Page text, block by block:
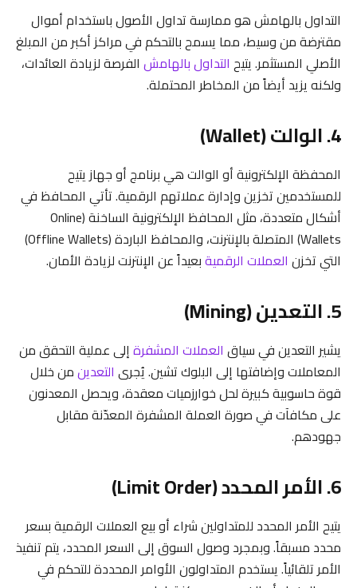
التداول بالهامش هو ممارسة تداول الأصول باستخدام أموال
مقترضة من وسيط، مما يسمح بالتحكم في مراكز أكبر من المبلغ
الأصلي المستثمر. يتيح التداول بالهامش الفرصة لزيادة العائدات،
ولكنه يزيد أيضاً من المخاطر المحتملة.
4. الوالت (Wallet)
المحفظة الإلكترونية أو الوالت هي برنامج أو جهاز يتيح
للمستخدمين تخزين وإدارة عملاتهم الرقمية. تأتي المحافظ في
أشكال متعددة، مثل المحافظ الإلكترونية الساخنة (Online
Wallets) المتصلة بالإنترنت، والمحافظ الباردة (Offline Wallets)
التي تخزن العملات الرقميةبعيداً عن الإنترنت لزيادة الأمان.
5. التعدين (Mining)
يشير التعدين في سياق العملات المشفرةإلى عملية التحقق من
المعاملات وإضافتها إلى البلوك تشين. يُجرى التعدينمن خلال
قوة حاسوبية كبيرة لحل خوارزميات معقدة، ويحصل المعدنون
على مكافآت في صورة العملة المشفرة المعدّنة مقابل
جهودهم.
6. الأمر المحدد (Limit Order)
يتيح الأمر المحدد للمتداولين شراء أو بيع العملات الرقمية بسعر
محدد مسبقاً. وبمجرد وصول السوق إلى السعر المحدد، يتم تنفيذ
الأمر تلقائياً. يستخدم المتداولون الأوامر المحددة للتحكم في